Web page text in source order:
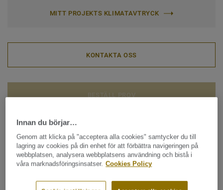
MITT PROJEKTS KLIMATAVTRYCK
KONTAKTA OSS
BESTÄLL PROV
Se alla Heritage
Innan du börjar…
Genom att klicka på "acceptera alla cookies" samtycker du till
lagring av cookies på din enhet för att förbättra navigeringen på
webbplatsen, analysera webbplatsens användning och bistå i
våra marknadsföringsinsatser. Cookies Policy